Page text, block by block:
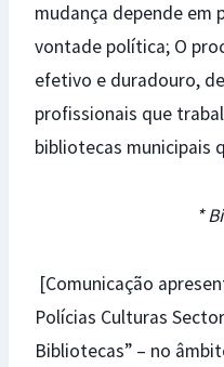
mudança depende em
vontade política; O
efetivo e duradouro,
profissionais que
bibliotecas municipais
*
[Comunicação
Polícias Culturas
Bibliotecas” – no